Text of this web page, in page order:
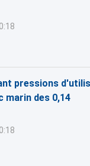
pressions
marin des 0,14